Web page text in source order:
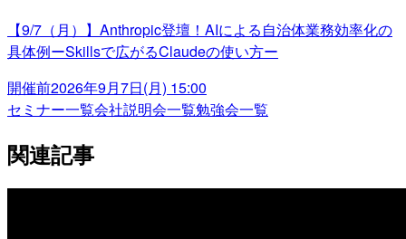
【9/7（月）】Anthropic登壇！AIによる自治体業務効率化の
具体例ーSkillsで広がるClaudeの使い方ー
開催前2026年9月7日(月) 15:00
セミナー一覧会社説明会一覧勉強会一覧
関連記事